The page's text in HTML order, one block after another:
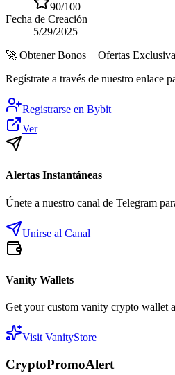
90/100
Fecha de Creación
5/29/2025
🚀 Obtener Bonos + Ofertas
Regístrate a través de nuestro enlace
Registrarse en Bybit
Ver
Alertas Instantáneas
Únete a nuestro canal de Telegram
Unirse al Canal
Vanity Wallets
Get your custom vanity crypto wallet
Visit VanityStore
CryptoPromoAlert